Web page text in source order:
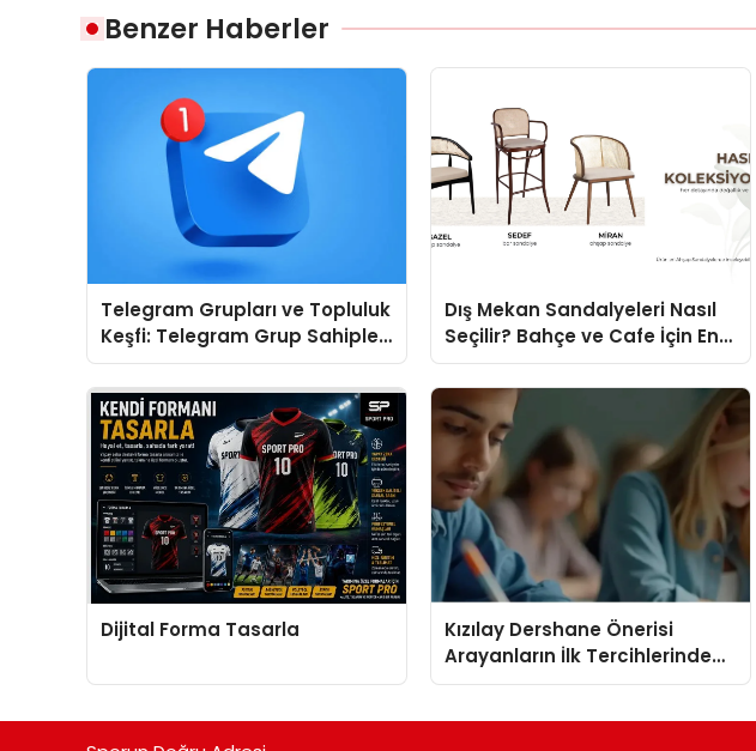
Benzer Haberler
Telegram Grupları ve Topluluk
Keşfi: Telegram Grup Sahipleri
İçin Görünürlük Fırsatı
Dış Mekan Sandalyeleri Nasıl
Seçilir? Bahçe ve Cafe İçin En
Doğru Modeller
Dijital Forma Tasarla
Kızılay Dershane Önerisi
Arayanların İlk Tercihlerinden
Biri